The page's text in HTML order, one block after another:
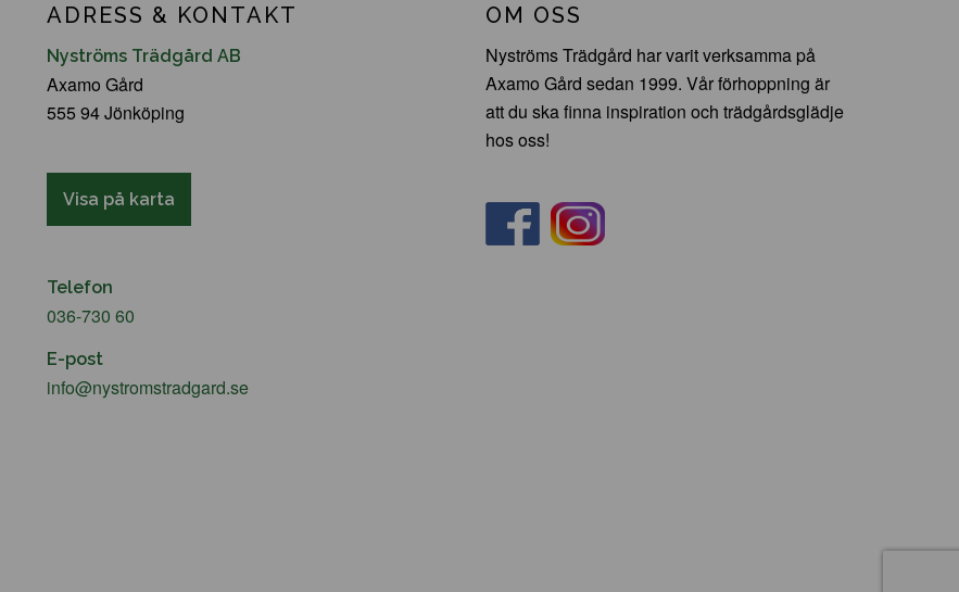
ADRESS & KONTAKT
Nyströms Trädgård AB
Axamo Gård
555 94 Jönköping
Visa på karta
Telefon
036-730 60
E-post
info@nystromstradgard.se
OM OSS
Nyströms Trädgård har varit verksamma på
Axamo Gård sedan 1999. Vår förhoppning är
att du ska finna inspiration och trädgårdsglädje
hos oss!